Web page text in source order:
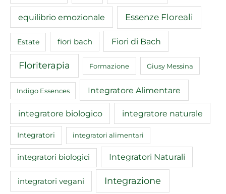
equilibrio emozionale Essenze Floreali
Estate fiori bach Fiori di Bach
Floriterapia Formazione Giusy Messina
Indigo Essences Integratore Alimentare
integratore biologico integratore naturale
Integratori integratori alimentari
integratori biologici Integratori Naturali
integratori vegani Integrazione